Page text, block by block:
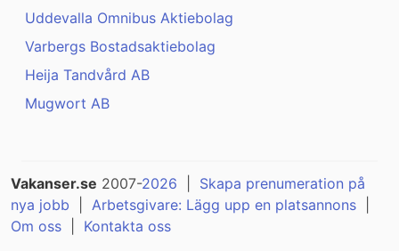
Uddevalla Omnibus Aktiebolag
Varbergs Bostadsaktiebolag
Heija Tandvård AB
Mugwort AB
Vakanser.se 2007-2026
Skapa prenumeration på
nya jobb
Arbetsgivare: Lägg upp en platsannons
Om oss
Kontakta oss